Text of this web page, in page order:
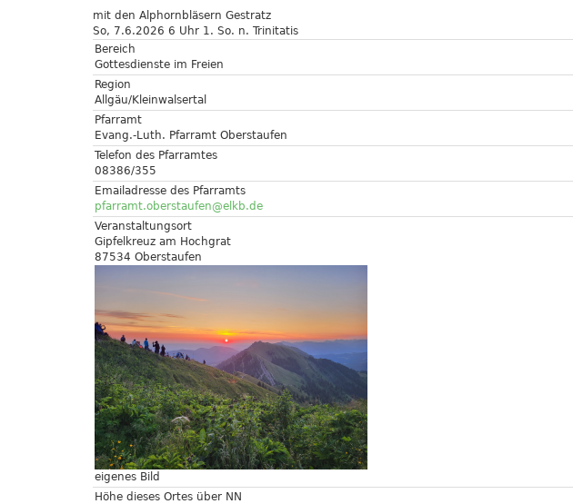
mit den Alphornbläsern Gestratz
So, 7.6.2026 6 Uhr 1. So. n. Trinitatis
Bereich
Gottesdienste im Freien
Region
Allgäu/Kleinwalsertal
Pfarramt
Evang.-Luth. Pfarramt Oberstaufen
Telefon des Pfarramtes
08386/355
Emailadresse des Pfarramts
pfarramt.oberstaufen@elkb.de
Veranstaltungsort
Gipfelkreuz am Hochgrat
87534 Oberstaufen
eigenes Bild
Höhe dieses Ortes über NN